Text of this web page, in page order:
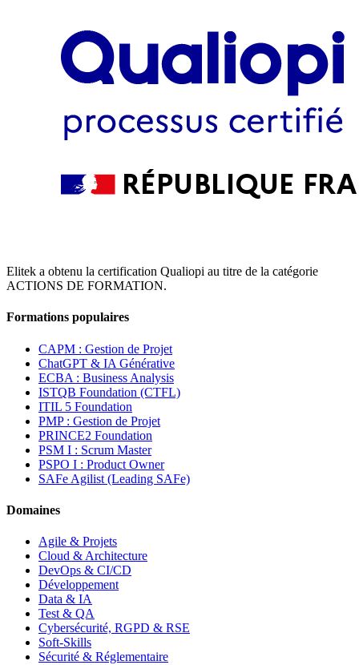
Elitek a obtenu la certification Qualiopi au titre de la catégorie
ACTIONS DE FORMATION.
Formations populaires
CAPM : Gestion de Projet
ChatGPT & IA Générative
ECBA : Business Analysis
ISTQB Foundation (CTFL)
ITIL 5 Foundation
PMP : Gestion de Projet
PRINCE2 Foundation
PSM I : Scrum Master
PSPO I : Product Owner
SAFe Agilist (Leading SAFe)
Domaines
Agile & Projets
Cloud & Architecture
DevOps & CI/CD
Développement
Data & IA
Test & QA
Cybersécurité, RGPD & RSE
Soft-Skills
Sécurité & Réglementaire